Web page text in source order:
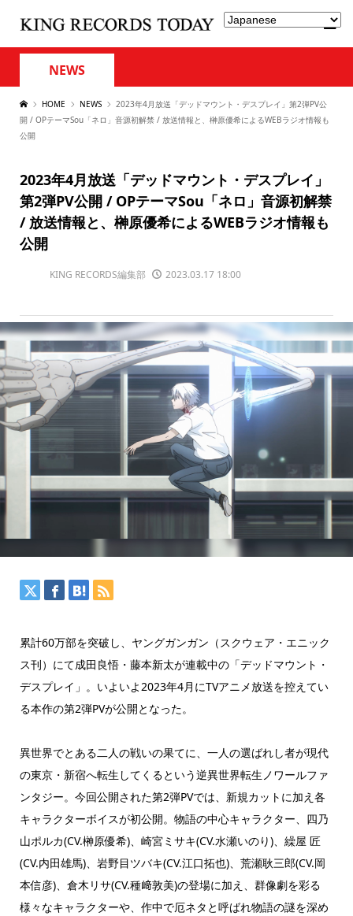
NEWS
HOME NEWS
2023年4月放送「デッドマウント・デスプレイ」第2弾PV公
開 / OPテーマSou「ネロ」音源初解禁 / 放送情報と、榊原優希によるWEBラジオ情報も
公開
2023年4月放送「デッドマウント・デスプレイ」
第2弾PV公開 / OPテーマSou「ネロ」音源初解禁
/ 放送情報と、榊原優希によるWEBラジオ情報も
公開
KING RECORDS編集部 2023.03.17 18:00
累計60万部を突破し、ヤングガンガン（スクウェア・エニック
ス刊）にて成田良悟・藤本新太が連載中の「デッドマウント・
デスプレイ」。いよいよ2023年4月にTVアニメ放送を控えてい
る本作の第2弾PVが公開となった。
異世界でとある二人の戦いの果てに、一人の選ばれし者が現代
の東京・新宿へ転生してくるという逆異世界転生ノワールファ
ンタジー。今回公開された第2弾PVでは、新規カットに加え各
キャラクターボイスが初公開。物語の中心キャラクター、四乃
山ポルカ(CV.榊原優希)、崎宮ミサキ(CV.水瀬いのり)、繰屋 匠
(CV.内田雄馬)、岩野目ツバキ(CV.江口拓也)、荒瀬耿三郎(CV.岡
本信彦)、倉木リサ(CV.種﨑敦美)の登場に加え、群像劇を彩る
様々なキャラクターや、作中で厄ネタと呼ばれ物語の謎を深め